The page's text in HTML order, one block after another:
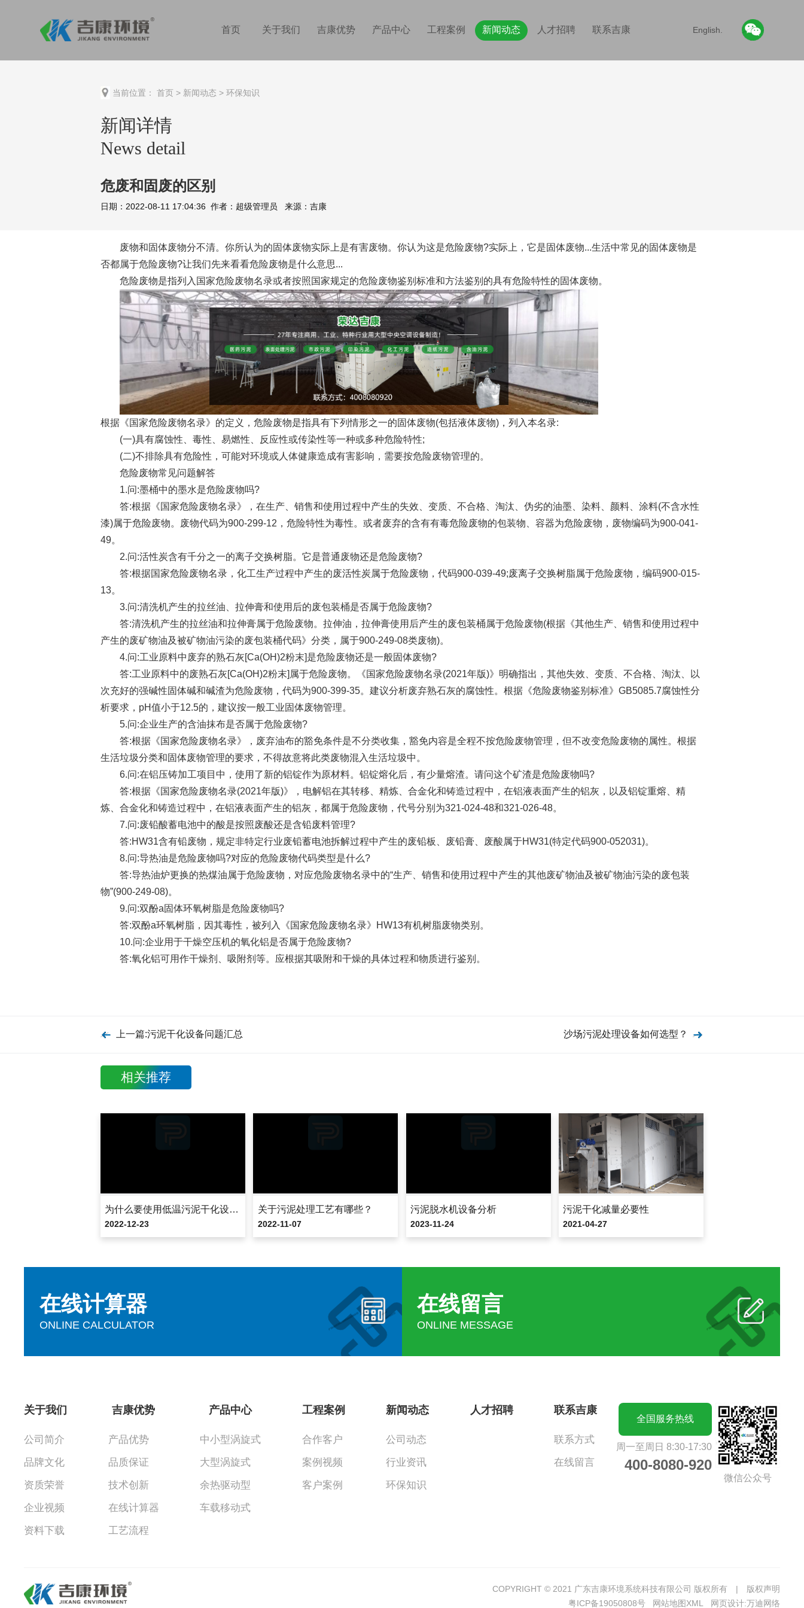
首页 关于我们 吉康优势 产品中心 工程案例 新闻动态 人才招聘 联系吉康 English.
当前位置： 首页 > 新闻动态 > 环保知识
新闻详情
News detail
危废和固废的区别
日期：2022-08-11 17:04:36 作者：超级管理员 来源：吉康
废物和固体废物分不清。你所认为的固体废物实际上是有害废物。你认为这是危险废物?实际上，它是固体废物...生活中常见的固体废物是
否都属于危险废物?让我们先来看看危险废物是什么意思...
危险废物是指列入国家危险废物名录或者按照国家规定的危险废物鉴别标准和方法鉴别的具有危险特性的固体废物。
根据《国家危险废物名录》的定义，危险废物是指具有下列情形之一的固体废物(包括液体废物)，列入本名录:
(一)具有腐蚀性、毒性、易燃性、反应性或传染性等一种或多种危险特性;
(二)不排除具有危险性，可能对环境或人体健康造成有害影响，需要按危险废物管理的。
危险废物常见问题解答
1.问:墨桶中的墨水是危险废物吗?
答:根据《国家危险废物名录》，在生产、销售和使用过程中产生的失效、变质、不合格、淘汰、伪劣的油墨、染料、颜料、涂料(不含水性
漆)属于危险废物。废物代码为900-299-12，危险特性为毒性。或者废弃的含有有毒危险废物的包装物、容器为危险废物，废物编码为900-041-
49。
2.问:活性炭含有千分之一的离子交换树脂。它是普通废物还是危险废物?
答:根据国家危险废物名录，化工生产过程中产生的废活性炭属于危险废物，代码900-039-49;废离子交换树脂属于危险废物，编码900-015-
13。
3.问:清洗机产生的拉丝油、拉伸膏和使用后的废包装桶是否属于危险废物?
答:清洗机产生的拉丝油和拉伸膏属于危险废物。拉伸油，拉伸膏使用后产生的废包装桶属于危险废物(根据《其他生产、销售和使用过程中
产生的废矿物油及被矿物油污染的废包装桶代码》分类，属于900-249-08类废物)。
4.问:工业原料中废弃的熟石灰[Ca(OH)2粉末]是危险废物还是一般固体废物?
答:工业原料中的废熟石灰[Ca(OH)2粉末]属于危险废物。《国家危险废物名录(2021年版)》明确指出，其他失效、变质、不合格、淘汰、以
次充好的强碱性固体碱和碱渣为危险废物，代码为900-399-35。建议分析废弃熟石灰的腐蚀性。根据《危险废物鉴别标准》GB5085.7腐蚀性分
析要求，pH值小于12.5的，建议按一般工业固体废物管理。
5.问:企业生产的含油抹布是否属于危险废物?
答:根据《国家危险废物名录》，废弃油布的豁免条件是不分类收集，豁免内容是全程不按危险废物管理，但不改变危险废物的属性。根据
生活垃圾分类和固体废物管理的要求，不得故意将此类废物混入生活垃圾中。
6.问:在铝压铸加工项目中，使用了新的铝锭作为原材料。铝锭熔化后，有少量熔渣。请问这个矿渣是危险废物吗?
答:根据《国家危险废物名录(2021年版)》，电解铝在其转移、精炼、合金化和铸造过程中，在铝液表面产生的铝灰，以及铝锭重熔、精
炼、合金化和铸造过程中，在铝液表面产生的铝灰，都属于危险废物，代号分别为321-024-48和321-026-48。
7.问:废铅酸蓄电池中的酸是按照废酸还是含铅废料管理?
答:HW31含有铅废物，规定非特定行业废铅蓄电池拆解过程中产生的废铅板、废铅膏、废酸属于HW31(特定代码900-052031)。
8.问:导热油是危险废物吗?对应的危险废物代码类型是什么?
答:导热油炉更换的热煤油属于危险废物，对应危险废物名录中的“生产、销售和使用过程中产生的其他废矿物油及被矿物油污染的废包装
物”(900-249-08)。
9.问:双酚a固体环氧树脂是危险废物吗?
答:双酚a环氧树脂，因其毒性，被列入《国家危险废物名录》HW13有机树脂废物类别。
10.问:企业用于干燥空压机的氧化铝是否属于危险废物?
答:氧化铝可用作干燥剂、吸附剂等。应根据其吸附和干燥的具体过程和物质进行鉴别。
上一篇:污泥干化设备问题汇总 沙场污泥处理设备如何选型？
相关推荐
为什么要使用低温污泥干化设备？
2022-12-23
关于污泥处理工艺有哪些？
2022-11-07
污泥脱水机设备分析
2023-11-24
污泥干化减量必要性
2021-04-27
在线计算器
ONLINE CALCULATOR
在线留言
ONLINE MESSAGE
关于我们
公司简介
品牌文化
资质荣誉
企业视频
资料下载
吉康优势
产品优势
品质保证
技术创新
在线计算器
工艺流程
产品中心
中小型涡旋式
大型涡旋式
余热驱动型
车载移动式
工程案例
合作客户
案例视频
客户案例
新闻动态
公司动态
行业资讯
环保知识
人才招聘 联系吉康
联系方式
在线留言
全国服务热线
周一至周日 8:30-17:30
400-8080-920
微信公众号
COPYRIGHT © 2021 广东吉康环境系统科技有限公司 版权所有 |
版权声明
粤ICP备19050808号
网站地图XML 网页设计:万迪网络